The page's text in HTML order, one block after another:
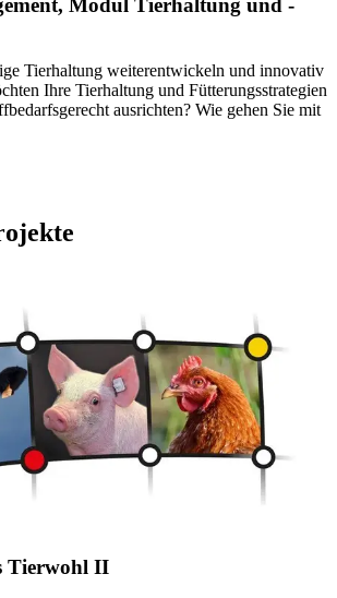
Tierhaltung weiterentwickeln und innovativ
Ihre Tierhaltung und Fütterungsstrategien
ausrichten? Wie gehen Sie mit
Tierwohl II